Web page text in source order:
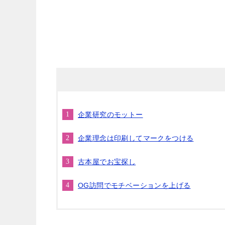
企業研究のモットー
企業理念は印刷してマークをつける
古本屋でお宝探し
OG訪問でモチベーションを上げる